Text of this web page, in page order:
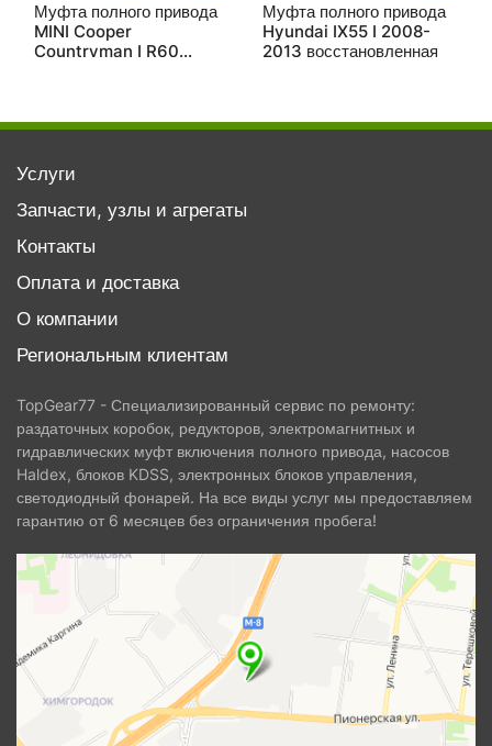
Муфта полного привода
MINI Cooper
Countryman I R60
Муфта полного привода
Hyundai IX55 I 2008-
2013 восстановленная
Услуги
Запчасти, узлы и агрегаты
Контакты
Оплата и доставка
О компании
Региональным клиентам
TopGear77 - Специализированный сервис по ремонту:
раздаточных коробок, редукторов, электромагнитных и
гидравлических муфт включения полного привода, насосов
Haldex, блоков KDSS, электронных блоков управления,
светодиодный фонарей. На все виды услуг мы предоставляем
гарантию от 6 месяцев без ограничения пробега!